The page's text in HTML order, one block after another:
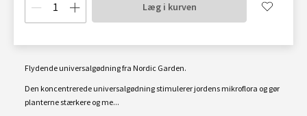
Læg i kurven
Flydende universalgødning fra Nordic Garden.
Den koncentrerede universalgødning stimulerer jordens mikroflora og gør
planterne stærkere og me...